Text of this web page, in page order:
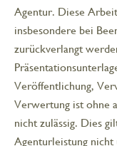
Agentur. Diese
insbesondere bei
zurückverlangt
Veröffentlichung,
Verwertung ist ohne
nicht zulässig. Dies
Agenturleistung nicht